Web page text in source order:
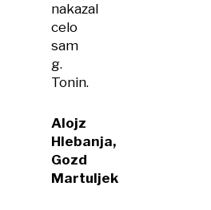
nakazal
celo
sam
g.
Tonin.
Alojz
Hlebanja,
Gozd
Martuljek